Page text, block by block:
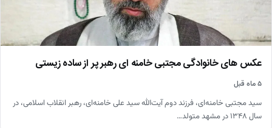
عکس های خانوادگی مجتبی خامنه ای رهبر پر از ساده زیستی
۵ ماه قبل
سید مجتبی خامنه‌ای، فرزند دوم آیت‌الله سید علی خامنه‌ای، رهبر انقلاب اسلامی، در
سال ۱۳۴۸ در مشهد متولد…